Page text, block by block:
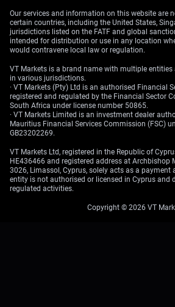
Our services and information on this website are
certain countries, including the United States,
jurisdictions listed on the FATF and global
intended for distribution or use in any location
would contravene local law or regulation.
VT Markets is a brand name with multiple entities
in various jurisdictions.
· VT Markets (Pty) Ltd is an authorised Financial
registered and regulated by the Financial Sector
South Africa under license number 50865.
· VT Markets Limited is an investment dealer
Mauritius Financial Services Commission (FSC)
GB23202269.
VT Markets Ltd, registered in the Republic of
HE436466 and registered address at Archbishop
3026, Limassol, Cyprus, solely acts as a payment
entity is not authorised or licensed in Cyprus and
regulated activities.
Copyright © 2026 VT